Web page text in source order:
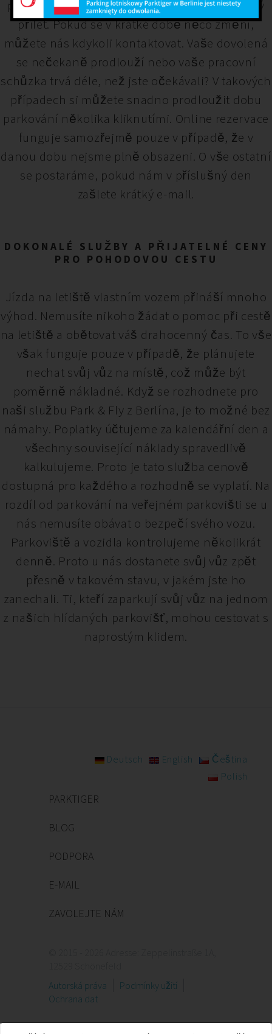
přepravu na letiště, která vám zajistí pohodlný
přílet. Pokud se v krátké době něco změní,
můžete nás kdykoli kontaktovat. Vaše dovolená
se nečekaně prodlouží nebo vaše pracovní
schůzka trvá déle, než jste očekávali? V takových
případech si můžete snadno prodloužit dobu
parkování několika kliknutími. Online rezervace
funguje samozřejmě pouze v případě, že v
danou dobu nejsme plně obsazeni. O vše ostatní
se postaráme, pokud nám v příslušný den
zašlete krátký e-mail.
DOKONALÉ SLUŽBY A PŘIJATELNÉ CENY
PRO POHODOVOU CESTU
Jízda na letiště vlastním vozem přináší mnoho
výhod. Nemusíte nikoho žádat o pomoc při cestě
na letiště a obětovat váš drahocenný čas. To vše
však funguje pouze v případě, že plánujete
nechat svůj vůz na místě, což může být
poměrně nákladné. Když se rozhodnete pro
naši službu Park & Fly z Berlína, je to možné bez
námahy. Poplatky účtujeme za kalendářní den a
všechny související náklady spravedlivě
kalkulujeme. Proto je tato služba cenově
dostupná pro každého a rozhodně se vyplatí. Na
rozdíl od parkování na veřejném parkovišti se u
nás nemusíte obávat o bezpečí svého vozu.
Parkoviště a vozidla kontrolujeme několikrát
denně. Proto u nás dostanete svůj vůz zpět
přesně v takovém stavu, v jakém jste ho
zanechali. Ti, kteří zaparkují svůj vůz na jednom
z našich hlídaných parkovišť, mohou cestovat s
naprostým klidem.
Deutsch English
Čeština
Polish
PARKTIGER
BLOG
PODPORA
E-MAIL
ZAVOLEJTE NÁM
Autorská práva
Podmínky užití
Ochrana dat